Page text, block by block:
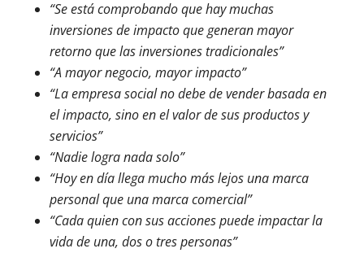
“Se está comprobando que hay muchas
inversiones de impacto que generan mayor
retorno que las inversiones tradicionales”
“A mayor negocio, mayor impacto”
“La empresa social no debe de vender basada en
el impacto, sino en el valor de sus productos y
servicios”
“Nadie logra nada solo”
“Hoy en día llega mucho más lejos una marca
personal que una marca comercial”
“Cada quien con sus acciones puede impactar la
vida de una, dos o tres personas”